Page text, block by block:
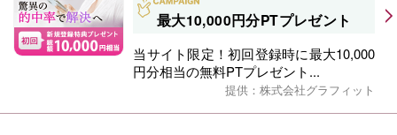
最大10,000円分PTプレゼント
当サイト限定！初回登録時に最大10,000
円分相当の無料PTプレゼント...
提供：株式会社グラフィット